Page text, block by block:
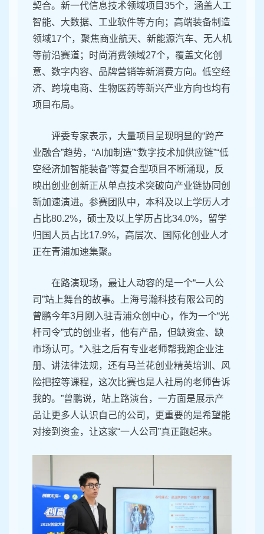
契合。新一代信息技术领域项目35个，涵盖人工
智能、大数据、工业软件等方向；高端装备制造
领域17个，聚焦商业航天、新能源汽车、无人机
等前沿赛道；时尚消费领域27个，覆盖文化创
意、数字内容、品牌营销等新消费方向。低空经
济、跨境电商、生物医药等新兴产业方向也均有
项目布局。
评委专家表示，大量项目呈现明显的“跨产
业融合”趋势，“AI加制造”“数字技术加供应链”“低
空经济加智能装备”等复合型项目不断涌现，反
映出创业创新正从单点技术突破向产业链协同创
新加速演进。参赛团队中，本科及以上学历人才
占比80.2%，硕士及以上学历占比34.0%，留学
归国人员占比17.9%，高层次、国际化创业人才
正在青浦加速集聚。
在路演现场，最让人动容的是一个“一人公
司”站上舞台的故事。上海号瀚科技有限公司的
曾鹏今年3月刚入驻青浦众创中心，作为一个“光
杆司令”式的创业者，他有产品，但缺资金、缺
市场认可。“入驻之后有专业老师帮我跑企业注
册、讲法律法规，还有马兰花创业精英培训、风
险把控等课程，这次比赛也是人社局的老师告诉
我的。”曾鹏说，站上路演台，一方面是展示产
品让更多人认识自己的公司，更重要的是希望能
对接到资金，让这家“一人公司”真正跑起来。